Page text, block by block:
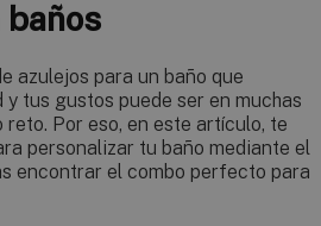
azulejos para un baño que
tus gustos puede ser en muchas
Por eso, en este artículo, te
personalizar tu baño mediante el
encontrar el combo perfecto para